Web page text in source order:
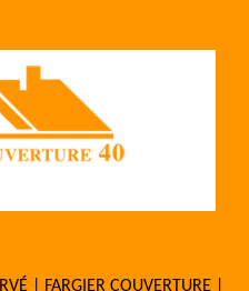
| FARGIER COUVERTURE |